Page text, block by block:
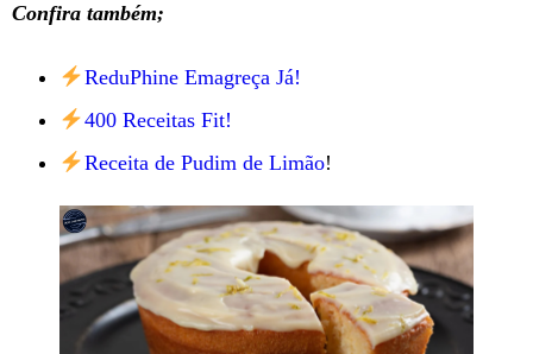
Confira também;
ReduPhine Emagreça Já!
400 Receitas Fit!
Receita de Pudim de Limão!